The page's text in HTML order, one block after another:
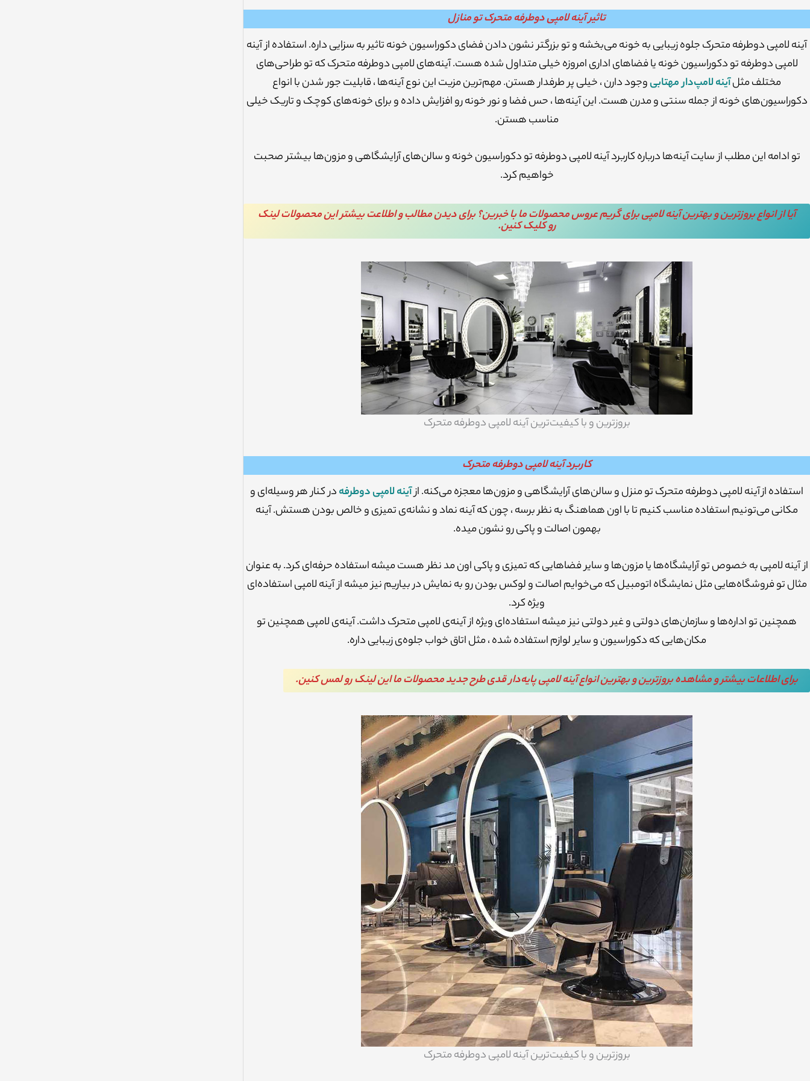
تاثیر آینه لامپی دوطرفه متحرک تو منازل
آینه لامپی دوطرفه متحرک جلوه زیبایی به خونه می‌بخشه و تو بزرگتر نشون دادن فضای دکوراسیون خونه تاثیر به سزایی داره. استفاده از آینه
لامپی دوطرفه تو دکوراسیون خونه یا فضاهای اداری امروزه خیلی متداول شده هست. آینه‌های لامپی دوطرفه متحرک که تو طراحی‌های
مختلف مثلآینه لامپ‌دار مهتابیوجود دارن ، خیلی پر طرفدار هستن. مهم‌ترین مزیت این نوع آینه‌ها ، قابلیت جور شدن با انواع
دکوراسیون‌های خونه از جمله سنتی و مدرن هست. این آینه‌ها ، حس فضا و نور خونه رو افزایش داده و برای خونه‌های کوچک و تاریک خیلی
مناسب هستن.
تو ادامه این مطلب از سایت آینه‌ها درباره کاربرد آینه لامپی دوطرفه تو دکوراسیون خونه و سالن‌های آرایشگاهی و مزون‌ها بیشتر صحبت
خواهیم کرد.
آیا از انواع بروزترین و بهترین آینه‌ لامپی برای گریم عروس محصولات ما با خبرین؟ برای دیدن مطالب و اطلاعت بیشتر این محصولات لینک
رو کلیک کنین.
بروزترین و با کیفیت‌ترین آینه لامپی دوطرفه متحرک
کاربرد آینه لامپی دوطرفه متحرک
استفاده از آینه لامپی دوطرفه متحرک تو منزل و سالن‌های آرایشگاهی و مزون‌ها معجزه می‌کنه. ازآینه لامپی دوطرفهدر کنار هر وسیله‌ای و
مکانی می‌تونیم استفاده مناسب کنیم تا با اون هماهنگ به نظر برسه ، چون که آینه نماد و نشانه‌ی تمیزی و خالص بودن هستش. آینه
بهمون اصالت و پاکی رو نشون میده.
از آینه لامپی به خصوص تو آرایشگاه‌ها یا مزون‌ها و سایر فضاهایی که تمیزی و پاکی اون مد نظر هست میشه استفاده حرفه‌ای کرد. به عنوان
مثال تو فروشگاه‌هایی مثل نمایشگاه اتومبیل که می‌خوایم اصالت و لوکس بودن رو به نمایش در بیاریم نیز میشه از آینه لامپی استفاده‌ای
ویژه کرد.
همچنین تو اداره‌ها و سازمان‌های دولتی و غیر دولتی نیز میشه استفاده‌ای ویژه از آینه‌ی لامپی متحرک داشت. آینه‌ی لامپی همچنین تو
مکان‌هایی که دکوراسیون و سایر لوازم استفاده شده ، مثل اتاق خواب جلوه‌ی زیبایی داره.
برای اطلاعات بیشتر و مشاهده بروزترین و بهترین انواع آینه لامپی پایه‌دار قدی طرح جدید محصولات ما این لینک رو لمس کنین.
بروزترین و با کیفیت‌ترین آینه لامپی دوطرفه متحرک